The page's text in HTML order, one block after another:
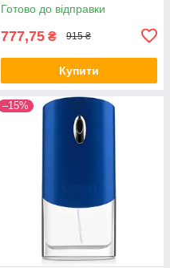
Готово до відправки
777,75 ₴ 915 ₴
Купити
–15%